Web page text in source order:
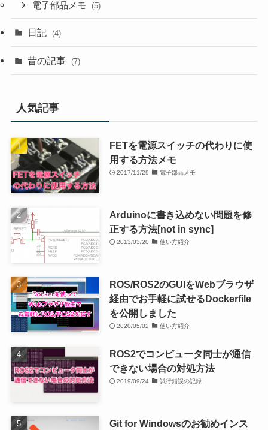
電子部品メモ (5)
日記 (4)
昔の記事 (7)
人気記事
FETを電源スイッチの代わりに使
用する方法メモ
2017/11/29 電子部品メモ
Arduinoに書き込めない問題を修
正する方法[not in sync]
2013/03/20 使い方紹介
ROS/ROS2のGUIをWebブラウザ
経由でお手軽に試せるDockerfile
を公開しました
2020/05/02 使い方紹介
ROS2でコンピュータ同士が通信
できない場合の対処方法
2019/09/24 試行錯誤の記録
Git for Windowsのお勧めインス